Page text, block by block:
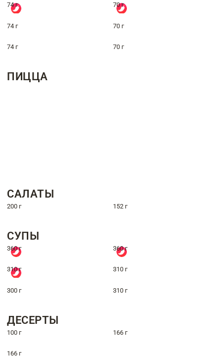
74 г 70 г
74 г 70 г
74 г 70 г
ПИЦЦА
САЛАТЫ
200 г 152 г
СУПЫ
360 г 360 г
310 г 310 г
300 г 310 г
ДЕСЕРТЫ
100 г 166 г
166 г